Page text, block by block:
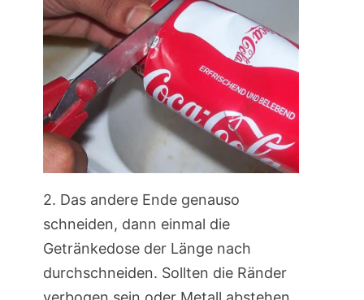
2. Das andere Ende genauso
schneiden, dann einmal die
Getränkedose der Länge nach
durchschneiden. Sollten die Ränder